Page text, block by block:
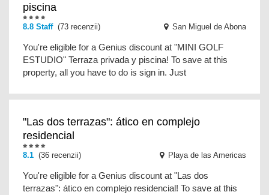
piscina
8.8 Staff(73 recenzii) San Miguel de Abona
You're eligible for a Genius discount at "MINI GOLF
ESTUDIO" Terraza privada y piscina! To save at this
property, all you have to do is sign in. Just
"Las dos terrazas": ático en complejo
residencial
8.1 (36 recenzii) Playa de las Americas
You're eligible for a Genius discount at "Las dos
terrazas": ático en complejo residencial! To save at this